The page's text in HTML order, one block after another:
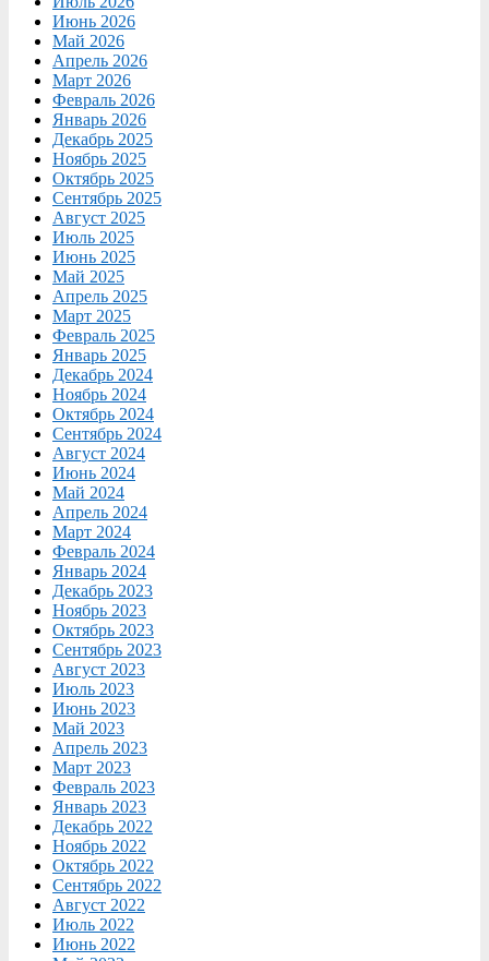
Июнь 2026
Май 2026
Апрель 2026
Март 2026
Февраль 2026
Январь 2026
Декабрь 2025
Ноябрь 2025
Октябрь 2025
Сентябрь 2025
Август 2025
Июль 2025
Июнь 2025
Май 2025
Апрель 2025
Март 2025
Февраль 2025
Январь 2025
Декабрь 2024
Ноябрь 2024
Октябрь 2024
Сентябрь 2024
Август 2024
Июнь 2024
Май 2024
Апрель 2024
Март 2024
Февраль 2024
Январь 2024
Декабрь 2023
Ноябрь 2023
Октябрь 2023
Сентябрь 2023
Август 2023
Июль 2023
Июнь 2023
Май 2023
Апрель 2023
Март 2023
Февраль 2023
Январь 2023
Декабрь 2022
Ноябрь 2022
Октябрь 2022
Сентябрь 2022
Август 2022
Июль 2022
Июнь 2022